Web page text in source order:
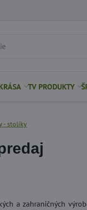
TV PRODUKTY
- stolíky
a zahraničných